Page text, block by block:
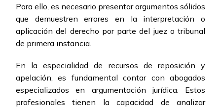
Para ello, es necesario presentar argumentos sólidos
que demuestren errores en la interpretación o
aplicación del derecho por parte del juez o tribunal
de primera instancia.
En la especialidad de recursos de reposición y
apelación, es fundamental contar con abogados
especializados en argumentación jurídica. Estos
profesionales tienen la capacidad de analizar